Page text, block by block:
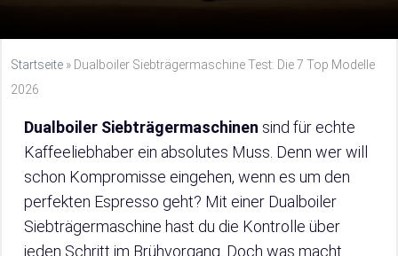
Startseite » Dualboiler Siebträgermaschine Test: Die 7 Top Modelle
2026
Dualboiler Siebträgermaschinen sind für echte
Kaffeeliebhaber ein absolutes Muss. Denn wer will
schon Kompromisse eingehen, wenn es um den
perfekten Espresso geht? Mit einer Dualboiler
Siebträgermaschine hast du die Kontrolle über
jeden Schritt im Brühvorgang. Doch was macht